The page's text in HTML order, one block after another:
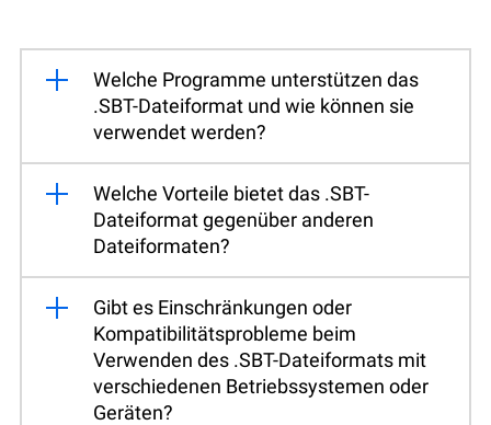
Welche Programme unterstützen das
.SBT-Dateiformat und wie können sie
verwendet werden?
Welche Vorteile bietet das .SBT-
Dateiformat gegenüber anderen
Dateiformaten?
Gibt es Einschränkungen oder
Kompatibilitätsprobleme beim
Verwenden des .SBT-Dateiformats mit
verschiedenen Betriebssystemen oder
Geräten?